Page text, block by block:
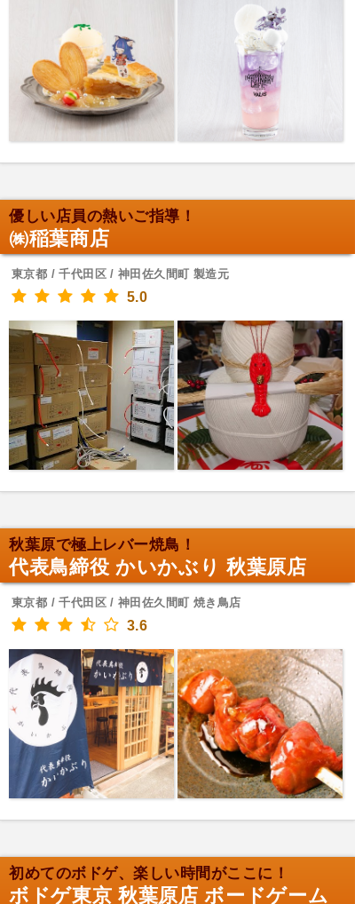
優しい店員の熱いご指導！
㈱稲葉商店
東京都 / 千代田区 / 神田佐久間町 製造元
5.0
秋葉原で極上レバー焼鳥！
代表鳥締役 かいかぶり 秋葉原店
東京都 / 千代田区 / 神田佐久間町 焼き鳥店
3.6
初めてのボドゲ、楽しい時間がここに！
ボドゲ東京 秋葉原店 ボードゲーム